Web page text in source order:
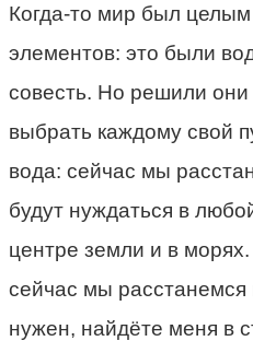
Когда-то мир был
элементов: это были
совесть. Но решили они
выбрать каждому свой
вода: сейчас мы
будут нуждаться в
центре земли и в
сейчас мы расстанемся
нужен, найдёте меня в